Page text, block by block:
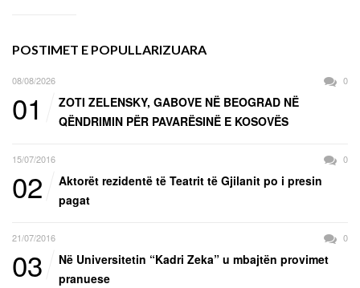
POSTIMET E POPULLARIZUARA
08/08/2026 0
01
ZOTI ZELENSKY, GABOVE NË BEOGRAD NË
QËNDRIMIN PËR PAVARËSINË E KOSOVËS
15/07/2016 0
02
Aktorët rezidentë të Teatrit të Gjilanit po i presin
pagat
21/07/2016 0
03
Në Universitetin “Kadri Zeka” u mbajtën provimet
pranuese